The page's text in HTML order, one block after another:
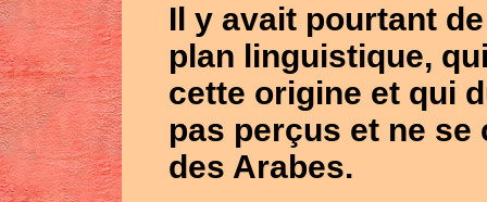
Il y avait pourtant
plan linguistique,
cette origine et qui
pas perçus et ne
des Arabes.